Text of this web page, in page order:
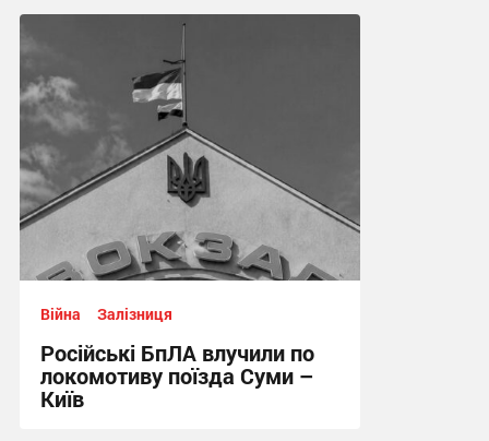
Війна Залізниця
Російські БпЛА влучили по
локомотиву поїзда Суми –
Київ